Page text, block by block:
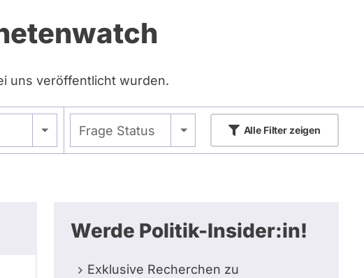
uns veröffentlicht wurden.
Frage Status
- Alle - AlleFilter zeigen
Werde Politik-Insider:in!
Exklusive Recherchen zu